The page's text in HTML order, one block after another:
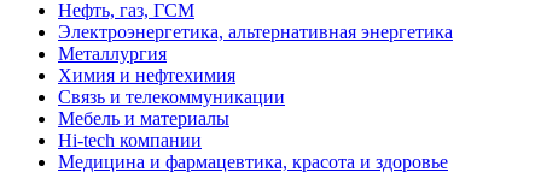
Нефть, газ, ГСМ
Электроэнергетика, альтернативная энергетика
Металлургия
Химия и нефтехимия
Связь и телекоммуникации
Мебель и материалы
Hi-tech компании
Медицина и фармацевтика, красота и здоровье